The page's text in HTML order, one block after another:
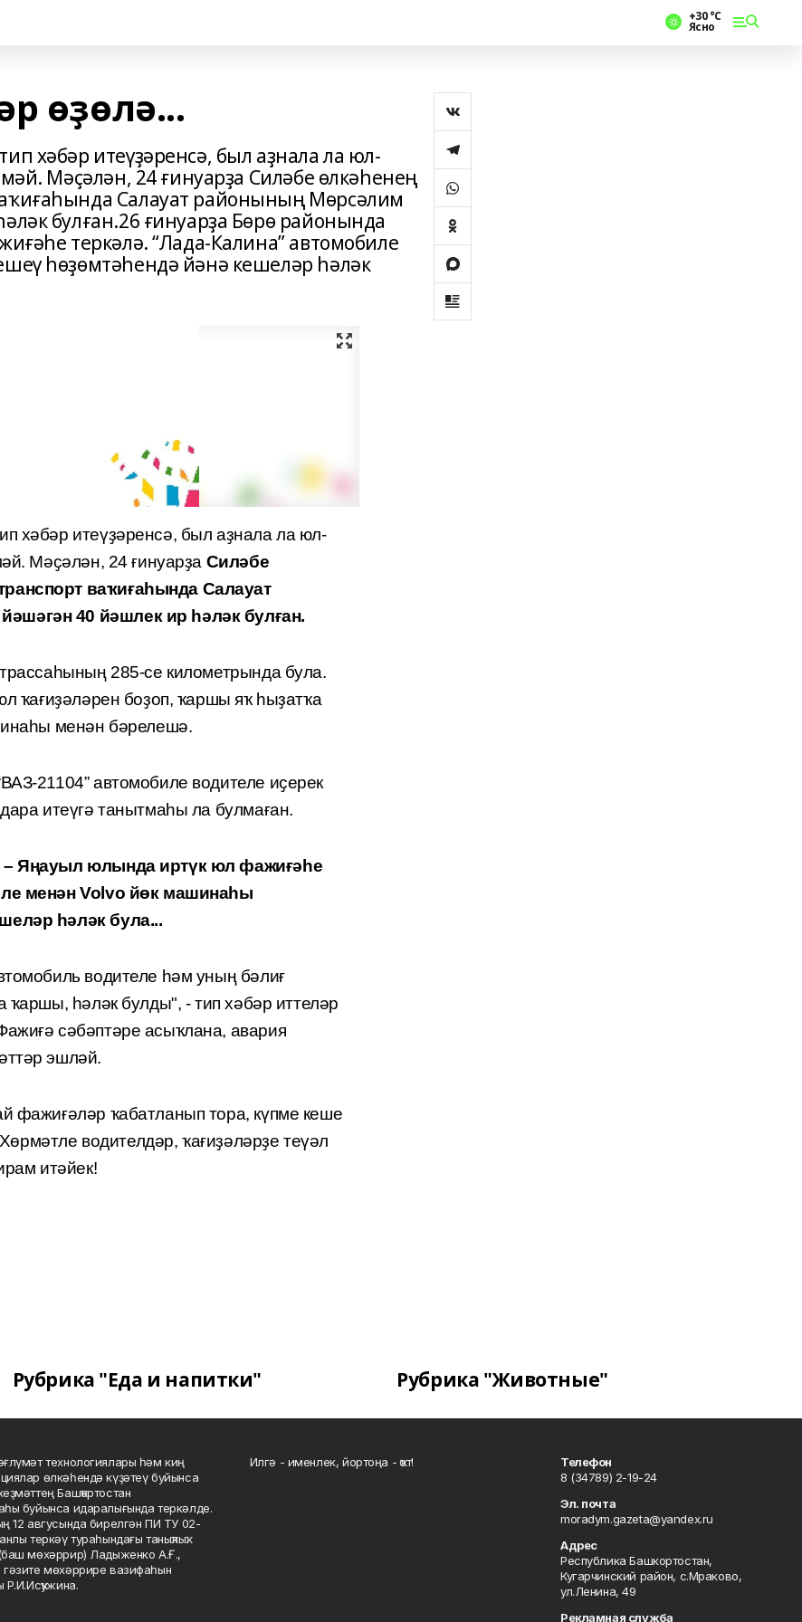
+30 °С
Ясно
өҙөлә...
хәбәр итеүҙәренсә, был аҙнала ла юл-
Мәҫәлән, 24 ғинуарҙа Силәбе өлкәһенең
Салауат районының Мөрсәлим
булған.26 ғинуарҙа Бөрө районында
теркәлә. “Лада-Калина” автомобиле
һөҙөмтәһендә йәнә кешеләр һәләк
хәбәр итеүҙәренсә, был аҙнала ла юл-
Мәҫәлән, 24 ғинуарҙа Силәбе
ваҡиғаһында Салауат
40 йәшлек ир һәләк булған.
285-се километрында була.
ҡағиҙәләрен боҙоп, ҡаршы яҡ һыҙатҡа
менән бәрелешә.
21104” автомобиле водителе иҫерек
итеүгә танытмаһы ла булмаған.
Яңауыл юлында иртүк юл фажиғәһе
менән Volvo йөк машинаһы
һәләк була...
водителе һәм уның бәлиғ
ҡаршы, һәләк булды", - тип хәбәр иттеләр
сәбәптәре асыҡлана, авария
эшләй.
фажиғәләр ҡабатланып тора, күпме кеше
водителдәр, ҡағиҙәләрҙе теүәл
итәйек!
Рубрика "Еда и напитки" Рубрика "Животные"
технологиялары һәм киң
өлкәһендә күҙәтеү буйынса
Башҡортостан
буйынса идаралығында теркәлде.
12 авгусында бирелгән ПИ ТУ 02-
теркәү тураһындағы таныҡлыҡ.
мөхәррир) Ладыженко А.Ғ.,
мөхәррире вазифаһын
Р.И.Исҡужина.
Илгә - именлек, йортоңа - ҡот!
Телефон
8 (34789) 2-19-24
Эл. почта
moradym.gazeta@yandex.ru
Адрес
Республика Башкортостан,
Кугарчинский район, с.Мраково,
ул.Ленина, 49
Рекламная служба